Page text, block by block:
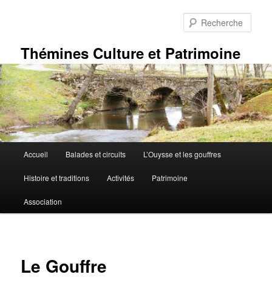
Thémines Culture et Patrimoine
principal
Accueil Balades et circuits L’Ouysse et les gouffres
Histoire et traditions Activités Patrimoine
Association
Le Gouffre